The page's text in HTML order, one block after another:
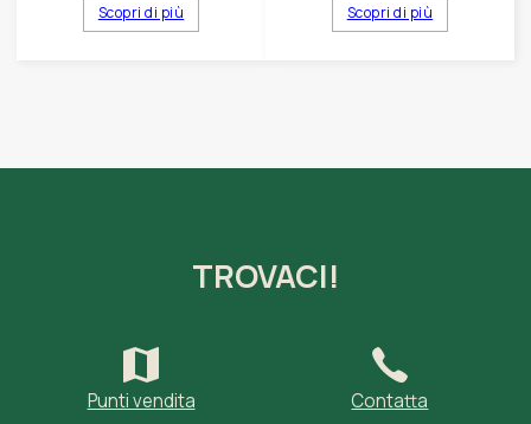
Scopri di più Scopri di più
TROVACI!
Punti vendita
Contatta